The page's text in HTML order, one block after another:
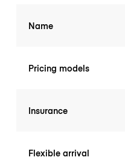
Name
Pricing models
Insurance
Flexible arrival